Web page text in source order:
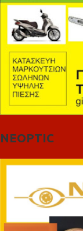
NEOPTIC